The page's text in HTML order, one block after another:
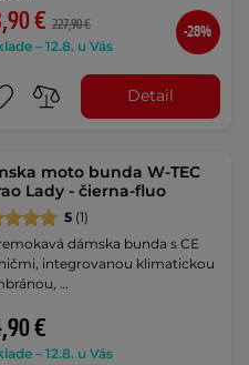
€ 227,90 €
– 12.8. u Vás
-28%
Detail
moto bunda W-TEC
Lady - čierna-fluo
5 (1)
dámska bunda s CE
integrovanou klimatickou
…
€
– 12.8. u Vás